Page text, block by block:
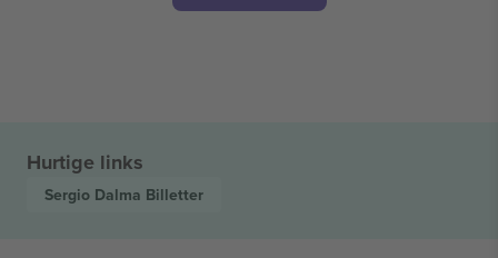
Hurtige links
Sergio Dalma Billetter